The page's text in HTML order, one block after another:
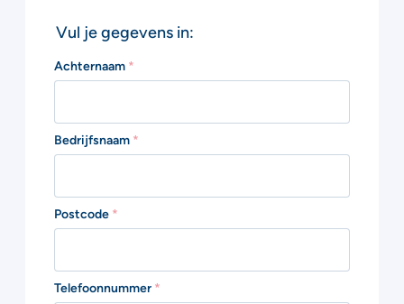
Vul je gegevens in:
Achternaam *
Bedrijfsnaam *
Postcode *
Telefoonnummer *